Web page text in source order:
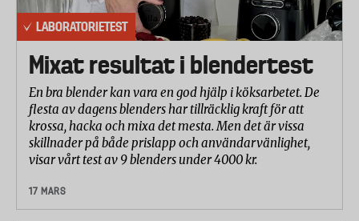
LABORATORIETEST
Mixat resultat i blendertest
En bra blender kan vara en god hjälp i köksarbetet. De
flesta av dagens blenders har tillräcklig kraft för att
krossa, hacka och mixa det mesta. Men det är vissa
skillnader på både prislapp och användarvänlighet,
visar vårt test av 9 blenders under 4000 kr.
17 MARS